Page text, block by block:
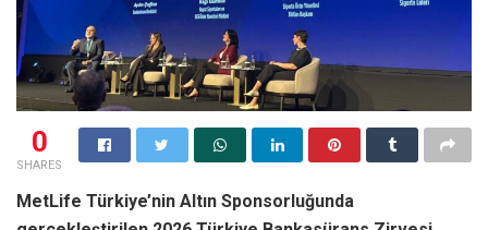
0
SHARES
MetLife Türkiye’nin Altın Sponsorluğunda